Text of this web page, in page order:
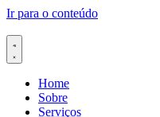
Ir para o conteúdo
Home
Sobre
Serviços